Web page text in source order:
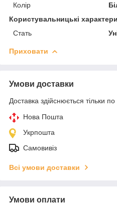
Колір
Користувальницькі
Стать
Приховати
Умови доставки
Доставка здійснюється тільки
Нова Пошта
Укрпошта
Самовивіз
Всі умови доставки
Умови оплати